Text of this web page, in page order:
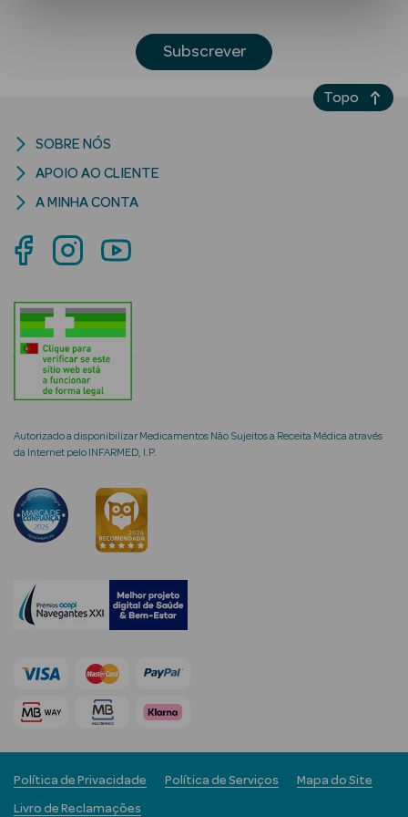
Ver Tudo
Solares
Corpo
Lábios
Solares Bebé e
Criança
Rosto e
Cosmética
Rosto
Séruns Faciais
Anti-
envelhecimento
Subscrever
Autorizado a disponibilizar Medicamentos Não Sujeitos a Receita Médica através
da Internet pelo INFARMED, I.P.
SOBRE NÓS
APOIO AO CLIENTE
A MINHA CONTA
Política de Privacidade Política de Serviços Mapa do Site
Livro de Reclamações
Topo